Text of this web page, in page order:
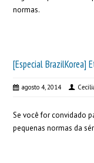
normas.
[Especial BrazilKorea]
agosto 4, 2014
Se você for convidado
pequenas normas da